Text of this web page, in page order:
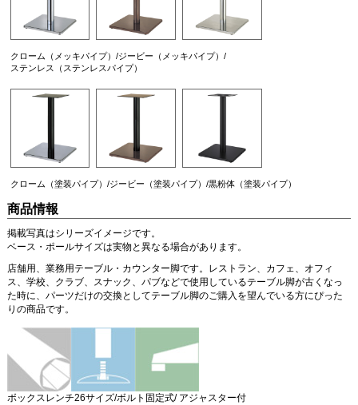
クローム（メッキパイプ）/ジービー（メッキパイプ）/
ステンレス（ステンレスパイプ）
クローム（塗装パイプ）/ジービー（塗装パイプ）/黒粉体（塗装パイプ）
商品情報
掲載写真はシリーズイメージです。
ベース・ポールサイズは実物と異なる場合があります。
店舗用、業務用テーブル・カウンター脚です。レストラン、カフェ、オフィ
ス、学校、クラブ、スナック、パブなどで使用しているテーブル脚が古くなっ
た時に、パーツだけの交換としてテーブル脚のご購入を望んでいる方にぴった
りの商品です。
ボックスレンチ26サイズ/ボルト固定式/ アジャスター付